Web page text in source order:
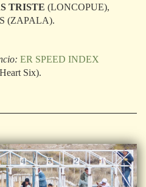
TRISTE (LONCOPUE),
(ZAPALA).
ER SPEED INDEX
Six).